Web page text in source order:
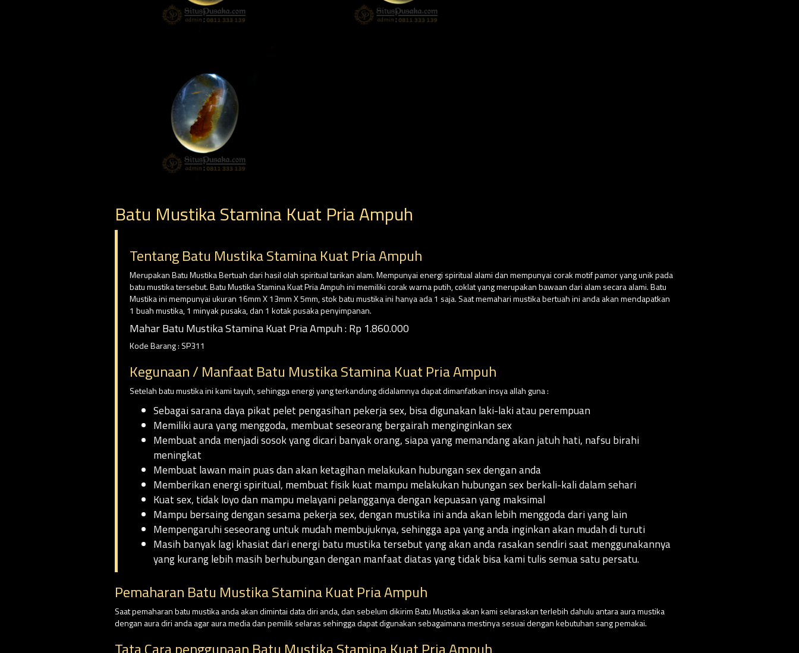
Batu Mustika Stamina Kuat Pria Ampuh
Tentang Batu Mustika Stamina Kuat Pria Ampuh
Merupakan Batu Mustika Bertuah dari hasil olah spiritual tarikan alam. Mempunyai energi spiritual alami dan mempunyai corak motif pamor yang unik pada
batu mustika tersebut. Batu Mustika Stamina Kuat Pria Ampuh ini memiliki corak warna putih, coklat yang merupakan bawaan dari alam secara alami. Batu
Mustika ini mempunyai ukuran 16mm X 13mm X 5mm, stok batu mustika ini hanya ada 1 saja. Saat memahari mustika bertuah ini anda akan mendapatkan
1 buah mustika, 1 minyak pusaka, dan 1 kotak pusaka penyimpanan.
Mahar Batu Mustika Stamina Kuat Pria Ampuh : Rp 1.860.000
Kode Barang : SP311
Kegunaan / Manfaat Batu Mustika Stamina Kuat Pria Ampuh
Setelah batu mustika ini kami tayuh, sehingga energi yang terkandung didalamnya dapat dimanfatkan insya allah guna :
Sebagai sarana daya pikat pelet pengasihan pekerja sex, bisa digunakan laki-laki atau perempuan
Memiliki aura yang menggoda, membuat seseorang bergairah menginginkan sex
Membuat anda menjadi sosok yang dicari banyak orang, siapa yang memandang akan jatuh hati, nafsu birahi
meningkat
Membuat lawan main puas dan akan ketagihan melakukan hubungan sex dengan anda
Memberikan energi spiritual, membuat fisik kuat mampu melakukan hubungan sex berkali-kali dalam sehari
Kuat sex, tidak loyo dan mampu melayani pelangganya dengan kepuasan yang maksimal
Mampu bersaing dengan sesama pekerja sex, dengan mustika ini anda akan lebih menggoda dari yang lain
Mempengaruhi seseorang untuk mudah membujuknya, sehingga apa yang anda inginkan akan mudah di turuti
Masih banyak lagi khasiat dari energi batu mustika tersebut yang akan anda rasakan sendiri saat menggunakannya
yang kurang lebih masih berhubungan dengan manfaat diatas yang tidak bisa kami tulis semua satu persatu.
Pemaharan Batu Mustika Stamina Kuat Pria Ampuh
Saat pemaharan batu mustika anda akan dimintai data diri anda, dan sebelum dikirim Batu Mustika akan kami selaraskan terlebih dahulu antara aura mustika
dengan aura diri anda agar aura media dan pemilik selaras sehingga dapat digunakan sebagaimana mestinya sesuai dengan kebutuhan sang pemakai.